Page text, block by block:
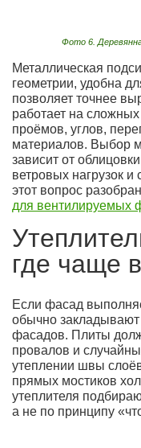
Фото 6.
Металлическая
геометрии, удобна
позволяет точнее
работает на
проёмов, углов,
материалов. Выбор
зависит от
ветровых нагрузок
этот вопрос
для вентилируемых
где чаще
Если фасад
обычно
фасадов. Плиты
провалов и
утеплении швы
прямых мостиков
утеплителя
а не по принципу